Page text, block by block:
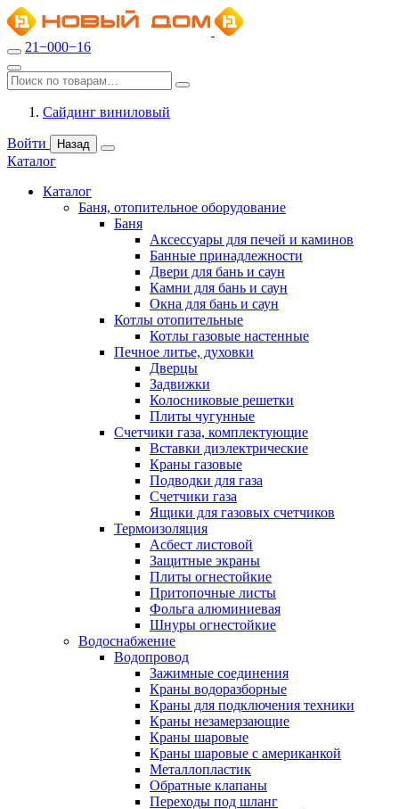
21−000−16
Сайдинг виниловый
Войти Назад
Каталог
Каталог
Баня, отопительное оборудование
Баня
Аксессуары для печей и каминов
Банные принадлежности
Двери для бань и саун
Камни для бань и саун
Окна для бань и саун
Котлы отопительные
Котлы газовые настенные
Печное литье, духовки
Дверцы
Задвижки
Колосниковые решетки
Плиты чугунные
Счетчики газа, комплектующие
Вставки диэлектрические
Краны газовые
Подводки для газа
Счетчики газа
Ящики для газовых счетчиков
Термоизоляция
Асбест листовой
Защитные экраны
Плиты огнестойкие
Притопочные листы
Фольга алюминиевая
Шнуры огнестойкие
Водоснабжение
Водопровод
Зажимные соединения
Краны водоразборные
Краны для подключения техники
Краны незамерзающие
Краны шаровые
Краны шаровые с американкой
Металлопластик
Обратные клапаны
Переходы под шланг